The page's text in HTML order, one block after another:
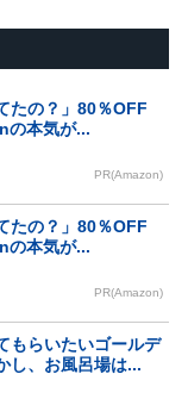
たの？」80％OFF
の本気が...
PR(Amazon)
たの？」80％OFF
の本気が...
PR(Amazon)
もらいたいゴールデ
し、お風呂場は...